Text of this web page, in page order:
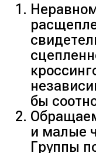
бы
и малые
Группы